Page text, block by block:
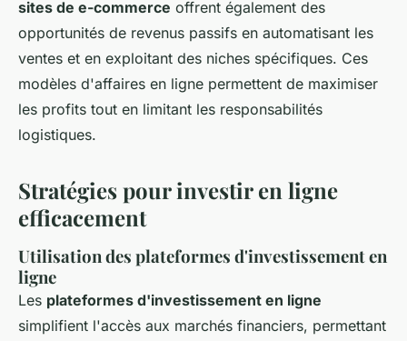
sites de e-commerce offrent également des
opportunités de revenus passifs en automatisant les
ventes et en exploitant des niches spécifiques. Ces
modèles d'affaires en ligne permettent de maximiser
les profits tout en limitant les responsabilités
logistiques.
Stratégies pour investir en ligne
efficacement
Utilisation des plateformes d'investissement en
ligne
Les plateformes d'investissement en ligne
simplifient l'accès aux marchés financiers, permettant